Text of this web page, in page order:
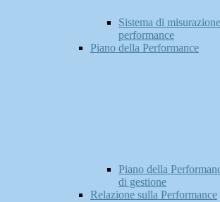
Sistema di
performance
Piano della Performance
Piano della
di gestione
Relazione sulla Performance